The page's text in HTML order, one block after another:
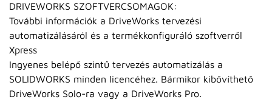
DRIVEWORKS SZOFTVERCSOMAGOK:
További információk a DriveWorks tervezési
automatizálásáról és a termékkonfiguráló szoftverről
Xpress
Ingyenes belépő szintű tervezés automatizálás a
SOLIDWORKS minden licencéhez. Bármikor kibővíthető
DriveWorks Solo-ra vagy a DriveWorks Pro.